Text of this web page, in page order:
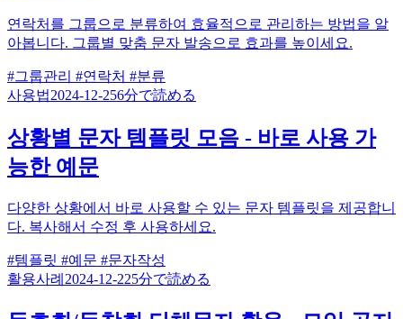
연락처를 그룹으로 분류하여 효율적으로 관리하는 방법을 알
아봅니다. 그룹별 맞춤 문자 발송으로 효과를 높이세요.
#그룹관리 #연락처 #분류
사용법2024-12-256分で読める
상황별 문자 템플릿 모음 - 바로 사용 가
능한 예문
다양한 상황에서 바로 사용할 수 있는 문자 템플릿을 제공합니
다. 복사해서 수정 후 사용하세요.
#템플릿 #예문 #문자작성
활용사례 2024-12-225分で読める